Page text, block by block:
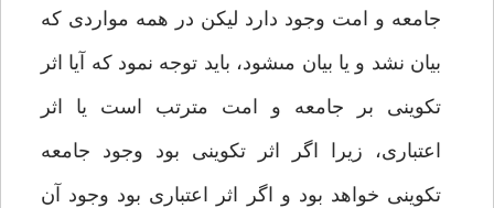
جامعه و امت وجود دارد ليكن در همه مواردى كه
بيان نشد و يا بيان مى‏شود، بايد توجه نمود كه آيا اثر
تكوينى بر جامعه و امت مترتب است يا اثر
اعتبارى، زيرا اگر اثر تكوينى بود وجود جامعه
تكوينى خواهد بود و اگر اثر اعتبارى بود وجود آن